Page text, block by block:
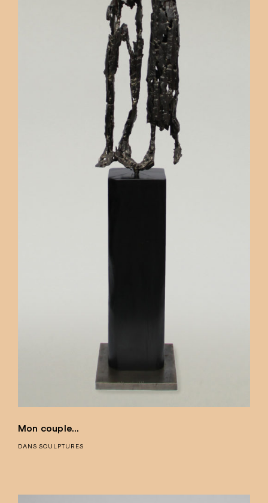
Mon couple…
DANS SCULPTURES